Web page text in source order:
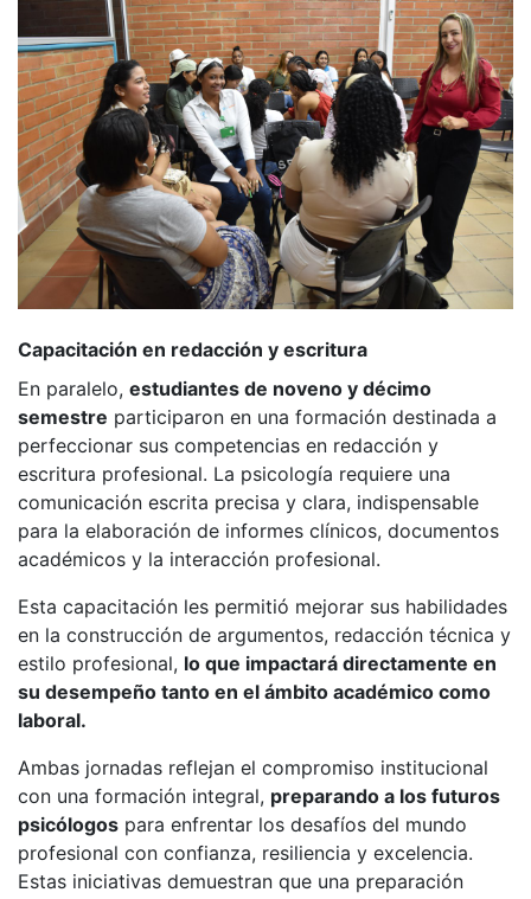
Capacitación en redacción y escritura
En paralelo, estudiantes de noveno y décimo
semestre participaron en una formación destinada a
perfeccionar sus competencias en redacción y
escritura profesional. La psicología requiere una
comunicación escrita precisa y clara, indispensable
para la elaboración de informes clínicos, documentos
académicos y la interacción profesional.
Esta capacitación les permitió mejorar sus habilidades
en la construcción de argumentos, redacción técnica y
estilo profesional, lo que impactará directamente en
su desempeño tanto en el ámbito académico como
laboral.
Ambas jornadas reflejan el compromiso institucional
con una formación integral, preparando a los futuros
psicólogos para enfrentar los desafíos del mundo
profesional con confianza, resiliencia y excelencia.
Estas iniciativas demuestran que una preparación